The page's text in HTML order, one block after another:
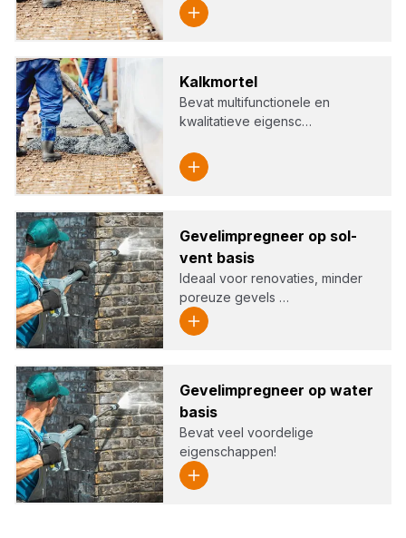
Kalk­mor­tel
Bevat multifunctionele en
kwalitatieve eigensc…
Gevel­im­preg­neer op sol­
vent basis
Ideaal voor renovaties, minder
poreuze gevels …
Gevel­im­preg­neer op water
basis
Bevat veel voordelige
eigenschappen!